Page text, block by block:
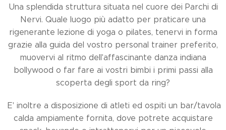
Una splendida struttura situata nel cuore dei Parchi di
Nervi. Quale luogo più adatto per praticare una
rigenerante lezione di yoga o pilates, tenervi in forma
grazie alla guida del vostro personal trainer preferito,
muovervi al ritmo dell'affascinante danza indiana
bollywood o far fare ai vostri bimbi i primi passi alla
scoperta degli sport da ring?
E' inoltre a disposizione di atleti ed ospiti un bar/tavola
calda ampiamente fornita, dove potrete acquistare